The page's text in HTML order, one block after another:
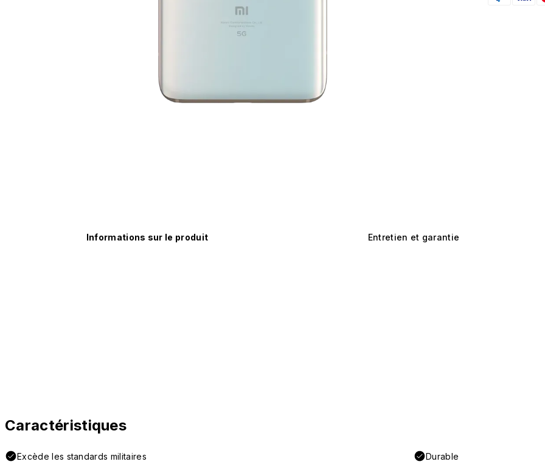
Informations sur le produit Entretien et garantie
Caractéristiques
Excède les standards militaires Durable